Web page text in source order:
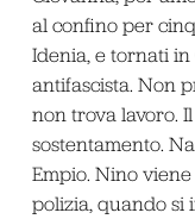
al confino per
Idenia, e tornati
antifascista. Non
non trova lavoro.
sostentamento.
Empio. Nino
polizia, quando si